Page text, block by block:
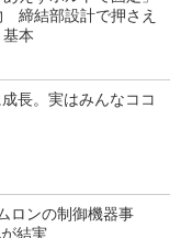
締結部設計で押さえ
本
長。実はみんなココ
ロンの制御機器事
結実